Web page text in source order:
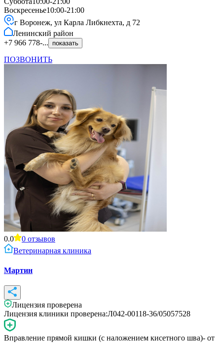
Воскресенье10:00-21:00
г Воронеж, ул Карла Либкнехта, д 72
Ленинский район
+7 966 778-...
показать
ПОЗВОНИТЬ
0.0 0 отзывов
Ветеринарная клиника
Мартин
Лицензия проверена
Лицензия клиники проверена:Л042-00118-36/05057528
Вправление прямой кишки (с наложением кисетного шва)- от